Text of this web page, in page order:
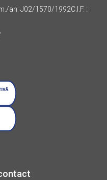
an: J02/1570/1992C.I.F. :